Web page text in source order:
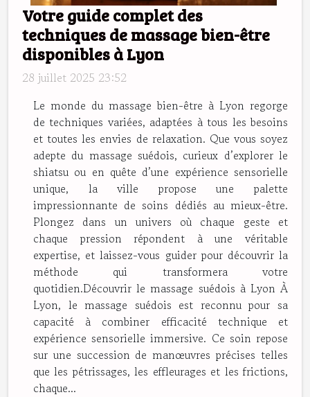
Votre guide complet des
techniques de massage bien-être
disponibles à Lyon
28 juillet 2025 23:52
Le monde du massage bien-être à Lyon regorge
de techniques variées, adaptées à tous les besoins
et toutes les envies de relaxation. Que vous soyez
adepte du massage suédois, curieux d’explorer le
shiatsu ou en quête d’une expérience sensorielle
unique, la ville propose une palette
impressionnante de soins dédiés au mieux-être.
Plongez dans un univers où chaque geste et
chaque pression répondent à une véritable
expertise, et laissez-vous guider pour découvrir la
méthode qui transformera votre
quotidien.Découvrir le massage suédois à Lyon À
Lyon, le massage suédois est reconnu pour sa
capacité à combiner efficacité technique et
expérience sensorielle immersive. Ce soin repose
sur une succession de manœuvres précises telles
que les pétrissages, les effleurages et les frictions,
chaque...